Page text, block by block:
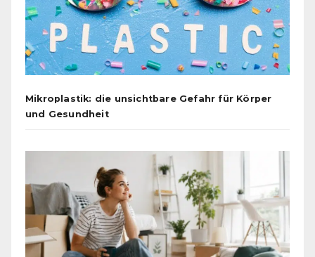
Mikroplastik: die unsichtbare Gefahr für Körper
und Gesundheit